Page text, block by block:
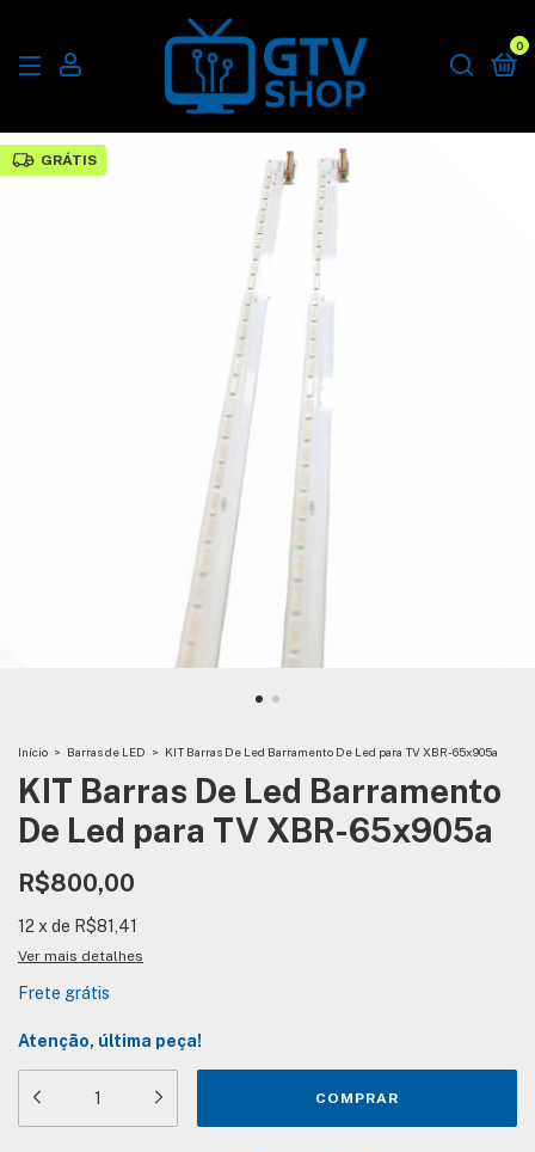
0
GRÁTIS
Início > Barras de LED > KIT Barras De Led Barramento De Led para TV XBR-65x905a
KIT Barras De Led Barramento
De Led para TV XBR-65x905a
R$800,00
12 x de R$81,41
Ver mais detalhes
Frete grátis
Atenção, última peça!